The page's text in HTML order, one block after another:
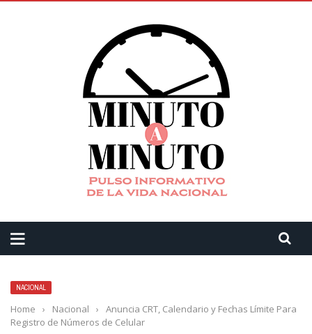
NACIONAL
Home › Nacional ›
Anuncia CRT, Calendario y Fechas Límite Para
Registro de Números de Celular